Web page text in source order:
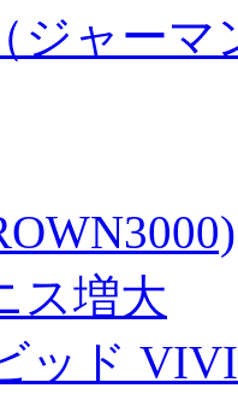
ジャーマ
ス増大
ッド